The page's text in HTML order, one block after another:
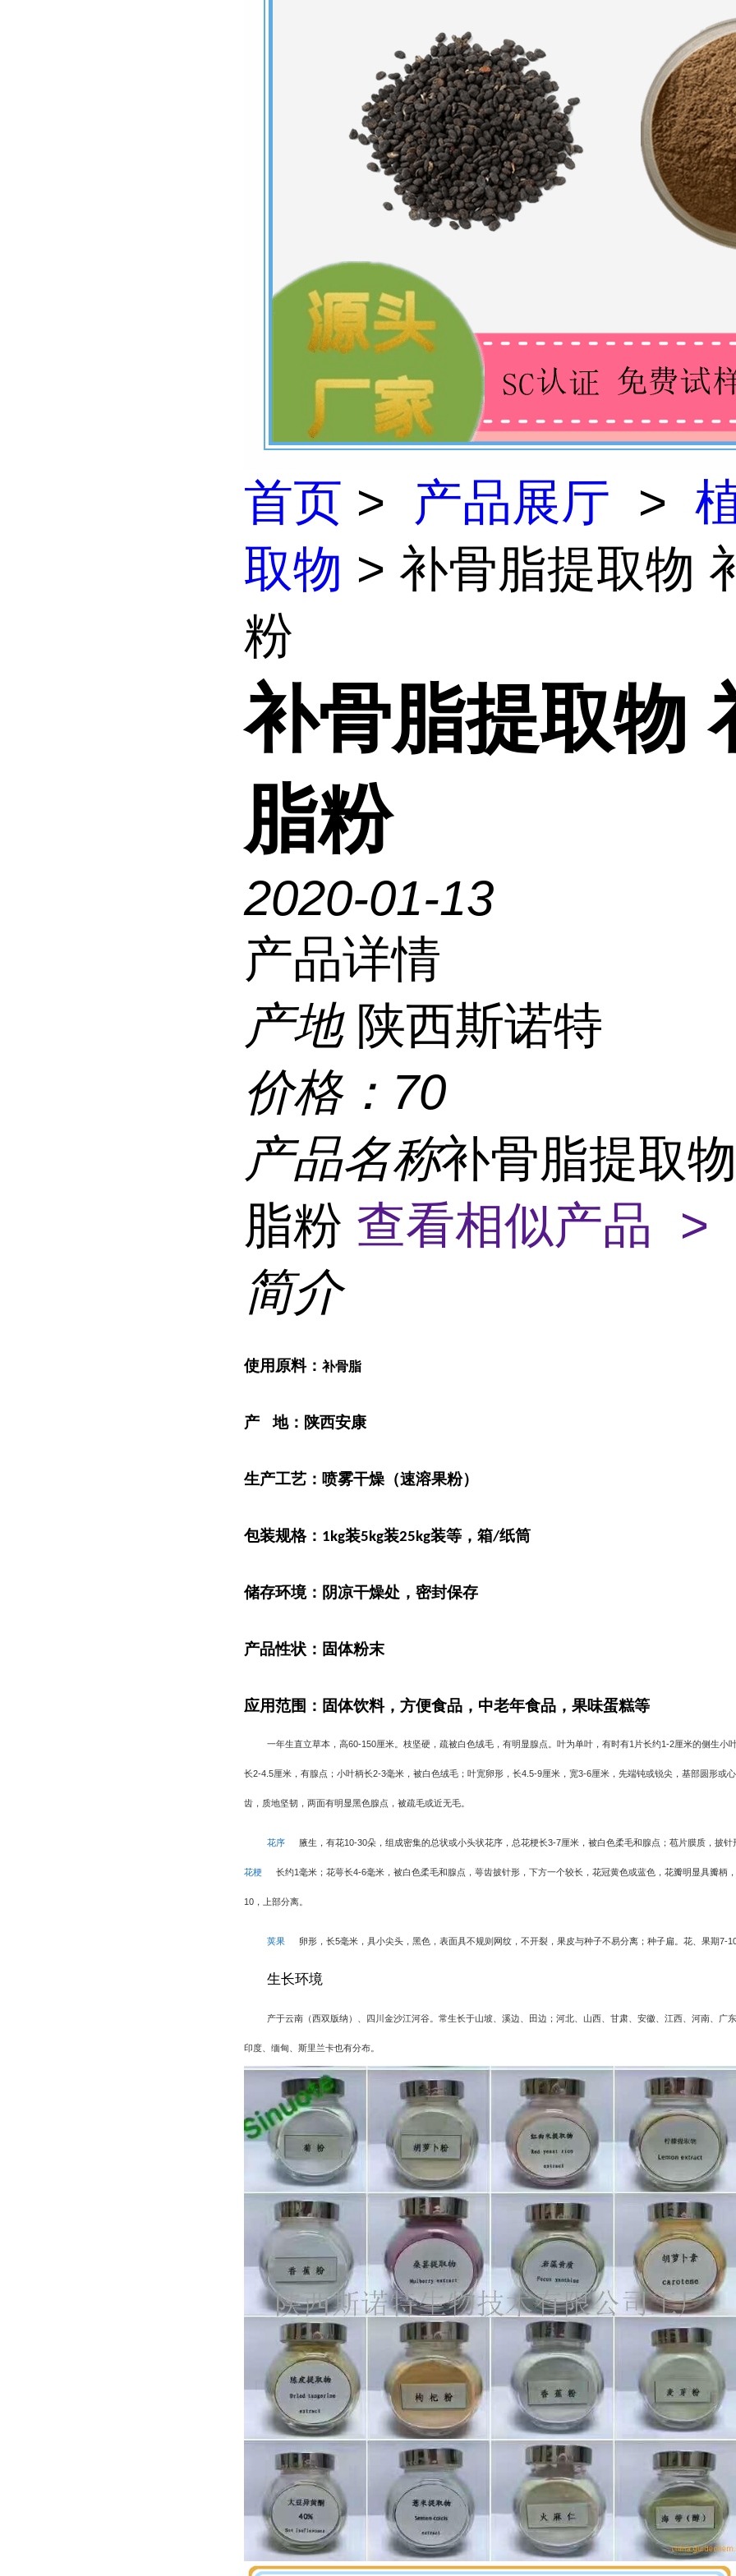
首页 > 产品展厅 >
取物 > 补骨脂提取物
粉
补骨脂提取物
脂粉
2020-01-13
产品详情
产地 陕西斯诺特
价格： 70
产品名称补骨脂提取
脂粉 查看相似产品 >
简介
使用原料： 补骨脂
产 地： 陕西安康
生产工艺：喷雾干燥（速溶果粉）
包装规格： 1kg装5kg装25kg装等，箱/纸筒
储存环境：阴凉干燥处，密封保存
产品性状：固体粉末
应用范围：固体饮料，方便食品，中老年食品，果味蛋糕等
一年生直立草本，高60-150厘米。枝坚硬，疏被白色绒毛，有明显腺点。叶为单叶，有时有1 片长约1-2厘米的侧生小
长2-4.5厘米，有腺点；小叶柄长2-3毫米，被白色绒毛；叶宽卵形，长4.5-9厘米，宽3-6厘米，先端钝或锐尖，基部圆形或
齿，质地坚韧，两面有明显黑色腺点，被疏毛或近无毛。
花序 腋生，有花10-30朵，组成密集的总状或小头状花序，总花梗长3-7厘米，被白色柔毛和腺点；苞片膜质，披针
花梗 长约1毫米；花萼长4-6毫米，被白色柔毛和腺点，萼齿披针形，下方一个较长，花冠黄色或蓝色，花瓣明显具瓣柄
10 ，上部分离。
荚果 卵形，长5毫米，具小尖头，黑色，表面具不规则网纹，不开裂，果皮与种子不易分离；种子扁。花、果期7-
生长环境
产于云南（西双版纳）、四川金沙江河谷。常生长于山坡、溪边、田边；河北、山西、甘肃、安徽、江西、河南、广
印度、缅甸、斯里兰卡也有分布。